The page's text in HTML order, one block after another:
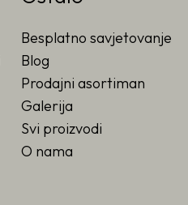
Besplatno savjetovanje
Blog
Prodajni asortiman
Galerija
Svi proizvodi
O nama